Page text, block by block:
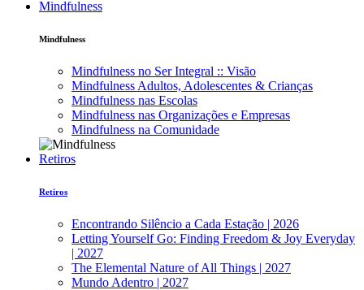
Mindfulness
Mindfulness
Mindfulness no Ser Integral :: Visão
Mindfulness Adultos, Adolescentes & Crianças
Mindfulness nas Escolas
Mindfulness nas Organizações e Empresas
Mindfulness na Comunidade
Retiros
Retiros
Encontrando Silêncio a Cada Estação | 2026
Letting Yourself Go: Finding Freedom & Joy Everyday
| 2027
The Elemental Nature of All Things | 2027
Mundo Adentro | 2027